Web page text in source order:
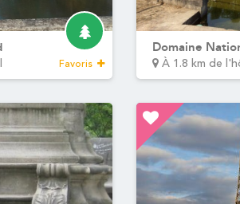
FITNESS
LOUNGE BAR